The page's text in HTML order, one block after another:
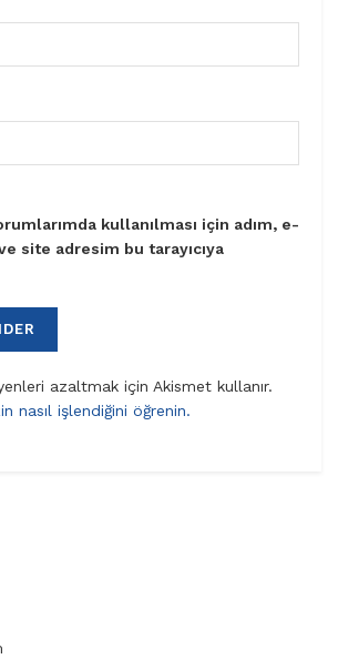
kullanılması için adım, e-
site adresim bu tarayıcıya
azaltmak için Akismet kullanır.
nasıl işlendiğini öğrenin.